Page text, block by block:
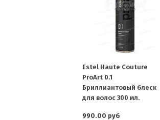
Estel Haute Couture
ProArt 0.1
Бриллиантовый блеск
для волос 300 мл.
990.00 руб